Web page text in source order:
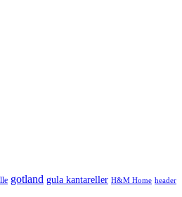
gotland gula kantareller H&M Home header